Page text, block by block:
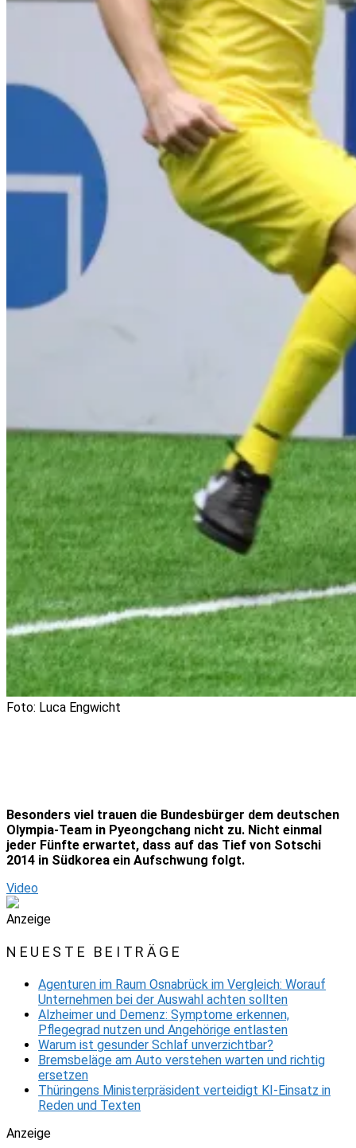
Foto: Luca Engwicht
Besonders viel trauen die Bundesbürger dem deutschen
Olympia-Team in Pyeongchang nicht zu. Nicht einmal
jeder Fünfte erwartet, dass auf das Tief von Sotschi
2014 in Südkorea ein Aufschwung folgt.
Video
Anzeige
NEUESTE BEITRÄGE
Agenturen im Raum Osnabrück im Vergleich: Worauf
Unternehmen bei der Auswahl achten sollten
Alzheimer und Demenz: Symptome erkennen,
Pflegegrad nutzen und Angehörige entlasten
Warum ist gesunder Schlaf unverzichtbar?
Bremsbeläge am Auto verstehen warten und richtig
ersetzen
Thüringens Ministerpräsident verteidigt KI-Einsatz in
Reden und Texten
Anzeige